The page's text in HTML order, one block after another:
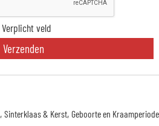
Verplicht veld
Verzenden
Sinterklaas & Kerst Geboorte en Kraamperiode